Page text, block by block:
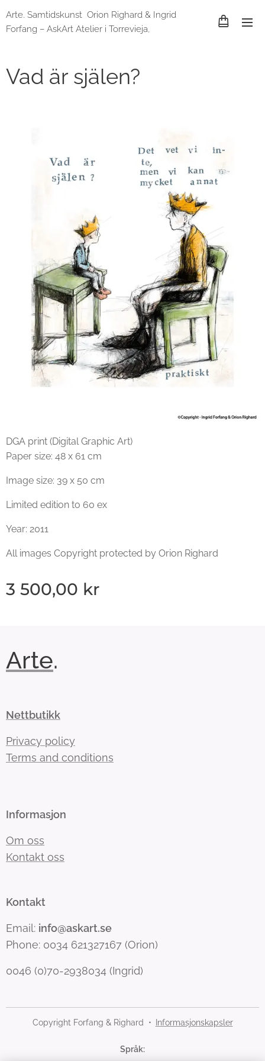
Arte. Samtidskunst Orion Righard & Ingrid
Forfang – AskArt Atelier i Torrevieja,
Vad är själen?
DGA print (Digital Graphic Art)
Paper size: 48 x 61 cm
Image size: 39 x 50 cm
Limited edition to 60 ex
Year: 2011
All images Copyright protected by Orion Righard
3 500,00 kr
Arte.
Nettbutikk
Privacy policy
Terms and conditions
Informasjon
Om oss
Kontakt oss
Kontakt
Email: info@askart.se
Phone: 0034 621327167 (Orion)
0046 (0)70-2938034 (Ingrid)
Copyright Forfang & Righard Informasjonskapsler
Språk